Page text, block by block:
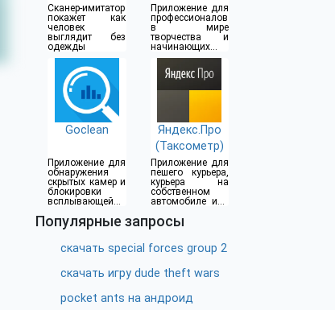
(18+)
Сканер-имитатор
покажет как
человек
выглядит без
одежды
Приложение для
профессионалов
в мире
творчества и
начинающих
художников
Goclean
Приложение для
обнаружения
скрытых камер и
блокировки
всплывающей
Яндекс.Про
(Таксометр)
Приложение для
пешего курьера,
курьера на
собственном
автомобиле или
Популярные запросы
скачать special forces group 2
скачать игру dude theft wars
pocket ants на андроид